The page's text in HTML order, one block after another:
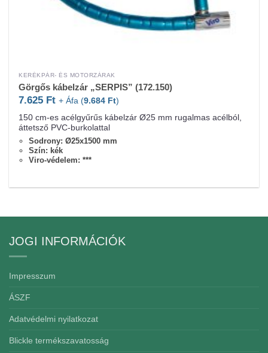
KERÉKPÁR- ÉS MOTORZÁRAK
Görgős kábelzár „SERPIS” (172.150)
7.625 Ft + Áfa (9.684 Ft)
150 cm-es acélgyűrűs kábelzár Ø25 mm rugalmas acélból,
áttetsző PVC-burkolattal
Sodrony: Ø25x1500 mm
Szín: kék
Viro-védelem: ***
JOGI INFORMÁCIÓK
Impresszum
ÁSZF
Adatvédelmi nyilatkozat
Blickle termékszavatosság